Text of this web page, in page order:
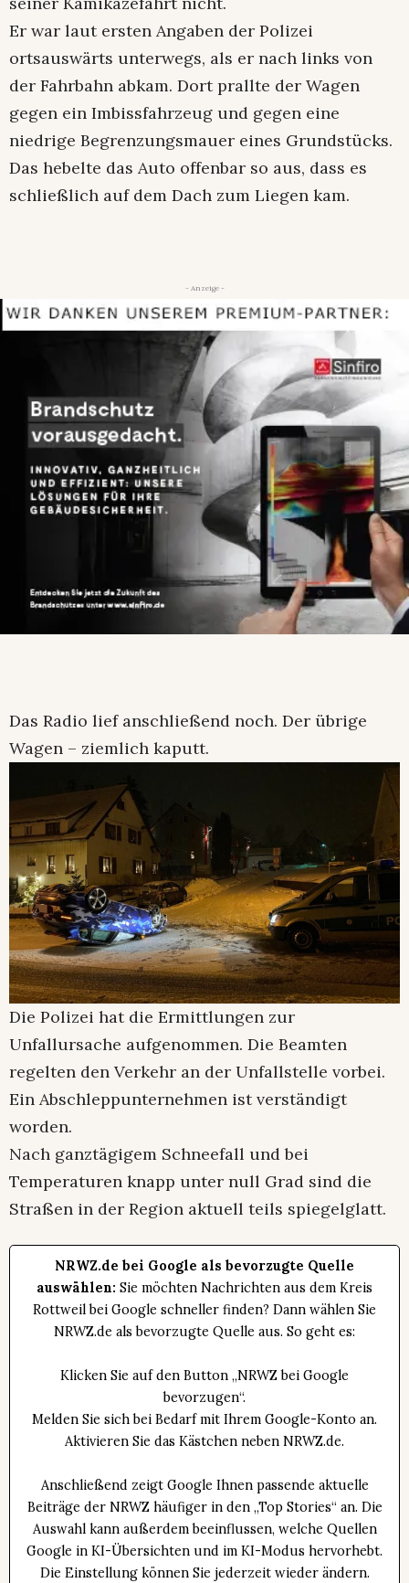
Er war laut ersten Angaben der Polizei
ortsauswärts unterwegs, als er nach links von
der Fahrbahn abkam. Dort prallte der Wagen
gegen ein Imbissfahrzeug und gegen eine
niedrige Begrenzungsmauer eines Grundstücks.
Das hebelte das Auto offenbar so aus, dass es
schließlich auf dem Dach zum Liegen kam.
- Anzeige -
Das Radio lief anschließend noch. Der übrige
Wagen – ziemlich kaputt.
Die Polizei hat die Ermittlungen zur
Unfallursache aufgenommen. Die Beamten
regelten den Verkehr an der Unfallstelle vorbei.
Ein Abschleppunternehmen ist verständigt
worden.
Nach ganztägigem Schneefall und bei
Temperaturen knapp unter null Grad sind die
Straßen in der Region aktuell teils spiegelglatt.
NRWZ.de bei Google als bevorzugte Quelle
auswählen: Sie möchten Nachrichten aus dem Kreis
Rottweil bei Google schneller finden? Dann wählen Sie
NRWZ.de als bevorzugte Quelle aus. So geht es:
Klicken Sie auf den Button „NRWZ bei Google
bevorzugen“.
Melden Sie sich bei Bedarf mit Ihrem Google-Konto an.
Aktivieren Sie das Kästchen neben NRWZ.de.
Anschließend zeigt Google Ihnen passende aktuelle
Beiträge der NRWZ häufiger in den „Top Stories“ an. Die
Auswahl kann außerdem beeinflussen, welche Quellen
Google in KI-Übersichten und im KI-Modus hervorhebt.
Die Einstellung können Sie jederzeit wieder ändern.